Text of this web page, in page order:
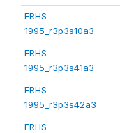
ERHS
1995_r3p3s10a3
ERHS
1995_r3p3s41a3
ERHS
1995_r3p3s42a3
ERHS